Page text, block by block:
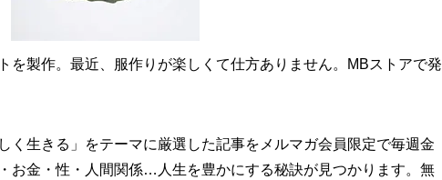
ロードマップにあった
を製作。最近、服作りが楽しくて仕方ありません。MBストアで発
く生きる」をテーマに厳選した記事をメルマガ会員限定で毎週金
お金・性・人間関係…人生を豊かにする秘訣が見つかります。無